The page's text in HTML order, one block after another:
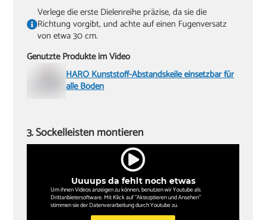
Verlege die erste Dielenreihe präzise, da sie die
Richtung vorgibt, und achte auf einen Fugenversatz
von etwa 30 cm.
Genutzte Produkte im Video
HARO Kunststoff-Abstandskeile einsetzbar für
alle Böden
Uuuups da fehlt noch etwas
Um ihnen Videos anzeigen zu können, benutzen wir Youtube als
Drittanbietersoftware. Mit Klick auf "Aktezptieren und Ansehen"
stimmen sie der Datenverarbeitung durch Youtube zu.
3. Sockelleisten montieren